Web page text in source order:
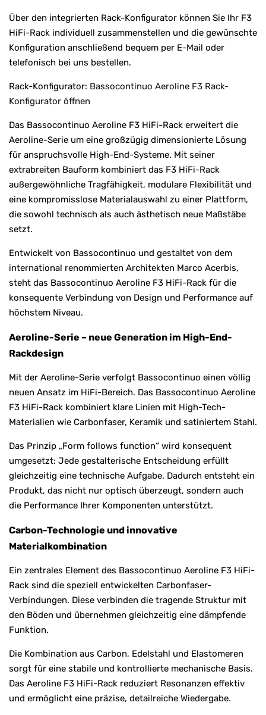
Über den integrierten Rack-Konfigurator können Sie Ihr F3
HiFi-Rack individuell zusammenstellen und die gewünschte
Konfiguration anschließend bequem per E-Mail oder
telefonisch bei uns bestellen.
Rack-Konfigurator: Bassocontinuo Aeroline F3 Rack-
Konfigurator öffnen
Das Bassocontinuo Aeroline F3 HiFi-Rack erweitert die
Aeroline-Serie um eine großzügig dimensionierte Lösung
für anspruchsvolle High-End-Systeme. Mit seiner
extrabreiten Bauform kombiniert das F3 HiFi-Rack
außergewöhnliche Tragfähigkeit, modulare Flexibilität und
eine kompromisslose Materialauswahl zu einer Plattform,
die sowohl technisch als auch ästhetisch neue Maßstäbe
setzt.
Entwickelt von Bassocontinuo und gestaltet von dem
international renommierten Architekten Marco Acerbis,
steht das Bassocontinuo Aeroline F3 HiFi-Rack für die
konsequente Verbindung von Design und Performance auf
höchstem Niveau.
Aeroline-Serie – neue Generation im High-End-
Rackdesign
Mit der Aeroline-Serie verfolgt Bassocontinuo einen völlig
neuen Ansatz im HiFi-Bereich. Das Bassocontinuo Aeroline
F3 HiFi-Rack kombiniert klare Linien mit High-Tech-
Materialien wie Carbonfaser, Keramik und satiniertem Stahl.
Das Prinzip „Form follows function“ wird konsequent
umgesetzt: Jede gestalterische Entscheidung erfüllt
gleichzeitig eine technische Aufgabe. Dadurch entsteht ein
Produkt, das nicht nur optisch überzeugt, sondern auch
die Performance Ihrer Komponenten unterstützt.
Carbon-Technologie und innovative
Materialkombination
Ein zentrales Element des Bassocontinuo Aeroline F3 HiFi-
Rack sind die speziell entwickelten Carbonfaser-
Verbindungen. Diese verbinden die tragende Struktur mit
den Böden und übernehmen gleichzeitig eine dämpfende
Funktion.
Die Kombination aus Carbon, Edelstahl und Elastomeren
sorgt für eine stabile und kontrollierte mechanische Basis.
Das Aeroline F3 HiFi-Rack reduziert Resonanzen effektiv
und ermöglicht eine präzise, detailreiche Wiedergabe.